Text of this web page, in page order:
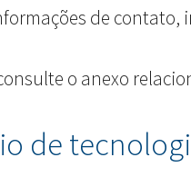
de contato,
o anexo
de